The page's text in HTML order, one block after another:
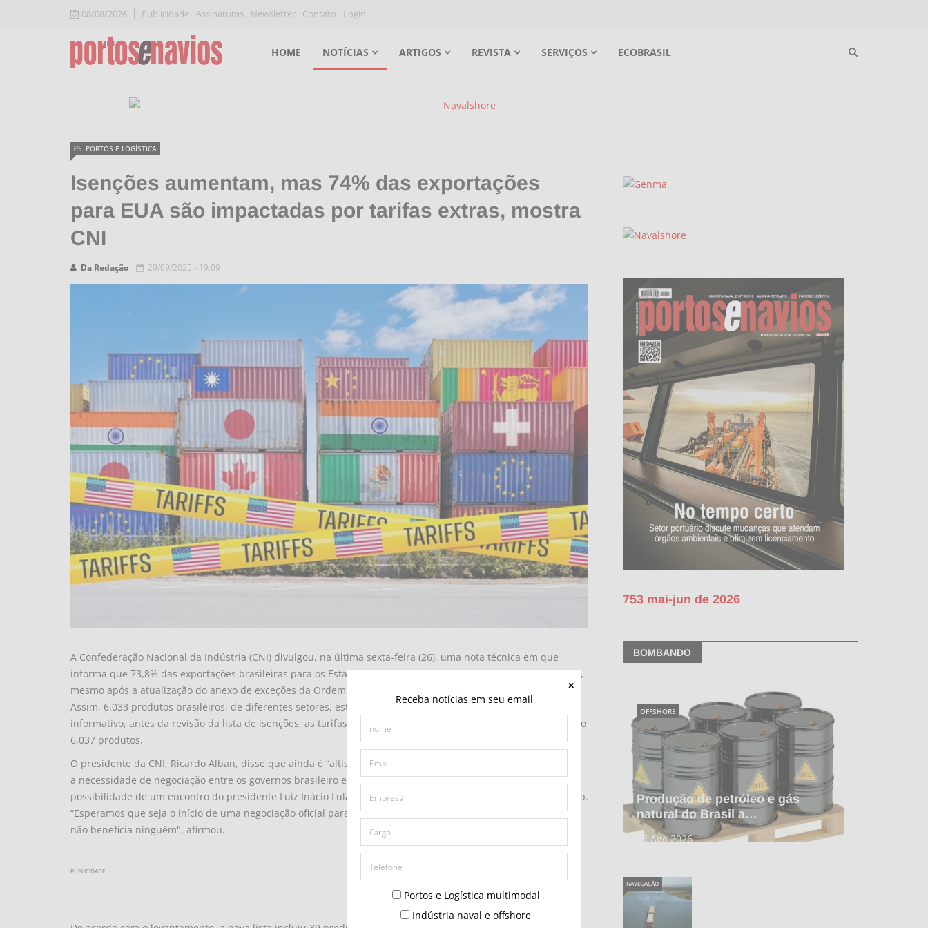
Receba notícias em seu email
Portos e Logística multimodal
Indústria naval e offshore
08/08/2026 Publicidade Assinaturas Newsletter Contato Login
HOME NOTÍCIAS ARTIGOS REVISTA SERVIÇOS ECOBRASIL
Isenções aumentam, mas 74% das exportações
para EUA são impactadas por tarifas extras, mostra
CNI
Da Redação
PORTOS E LOGÍSTICA
29/09/2025 - 19:09
A Confederação Nacional da Indústria (CNI) divulgou, na última sexta-feira (26), uma nota técnica em que
informa que 73,8% das exportações brasileiras para os Estados Unidos continuam sujeitas a tarifas adicionais,
mesmo após a atualização do anexo de exceções da Ordem Executiva 14.257 do governo norte-americano.
Assim, 6.033 produtos brasileiros, de diferentes setores, estão sendo sobretaxados. De acordo com o
informativo, antes da revisão da lista de isenções, as tarifas incidiam sobre 77,8% das exportações, alcançando
6.037 produtos.
O presidente da CNI, Ricardo Alban, disse que ainda é “altíssima” a parcela de exportações afetada, reafirmou
a necessidade de negociação entre os governos brasileiro e americano e manifestou otimismo com a
possibilidade de um encontro do presidente Luiz Inácio Lula da Silva com o dos Estados Unidos, Donald Trump.
“Esperamos que seja o início de uma negociação oficial para reverter esse cenário. A situação que temos hoje
não beneficia ninguém", afirmou.
PUBLICIDADE
753 mai-jun de 2026
BOMBANDO
Produção de petróleo e gás
natural do Brasil a…
03 Ago 2026
OFFSHORE
NAVEGAÇÃO